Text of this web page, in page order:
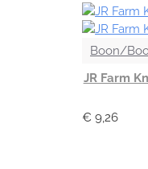
Boon/
JR Farm
€ 9,26